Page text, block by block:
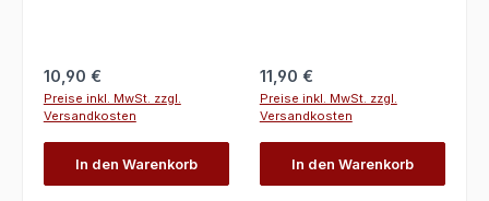
Regulärer Preis:
10,90 €
Preise inkl. MwSt. zzgl.
Versandkosten
In den Warenkorb
Regulärer Preis:
11,90 €
Preise inkl. MwSt. zzgl.
Versandkosten
In den Warenkorb